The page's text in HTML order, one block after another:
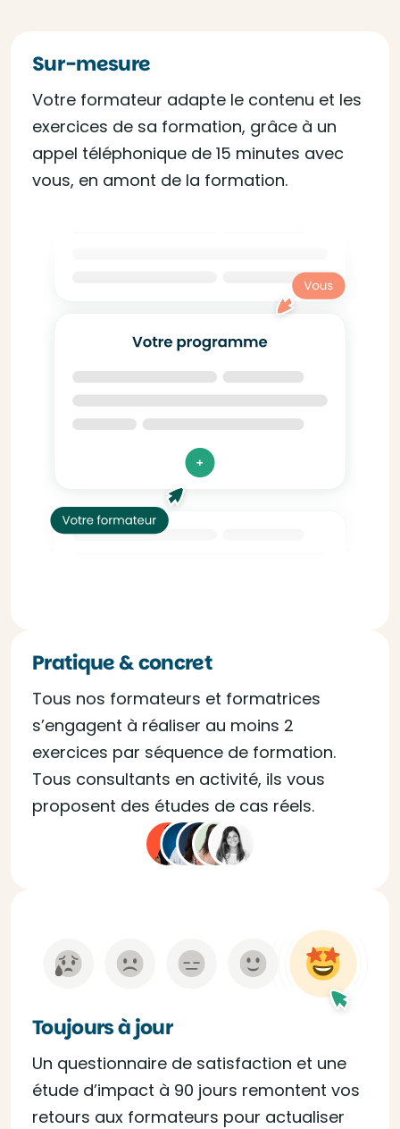
Sur-mesure
Votre formateur adapte le contenu et les
exercices de sa formation, grâce à un
appel téléphonique de 15 minutes avec
vous, en amont de la formation.
Pratique & concret
Tous nos formateurs et formatrices
s’engagent à réaliser au moins 2
exercices par séquence de formation.
Tous consultants en activité, ils vous
proposent des études de cas réels.
Toujours à jour
Un questionnaire de satisfaction et une
étude d’impact à 90 jours remontent vos
retours aux formateurs pour actualiser